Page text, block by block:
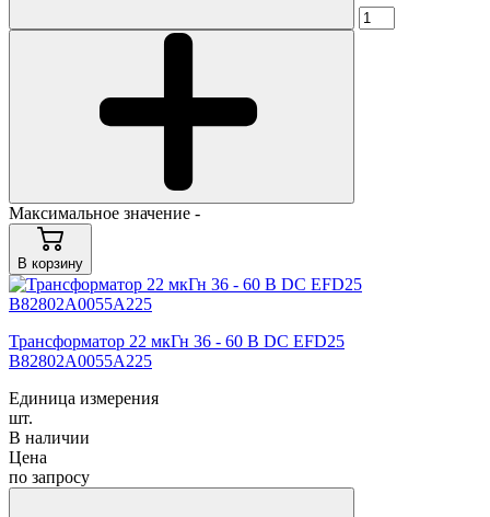
Максимальное значение -
В корзину
Трансформатор 22 мкГн 36 - 60 В DC EFD25
B82802A0055A225
Единица измерения
шт.
В наличии
Цена
по запросу